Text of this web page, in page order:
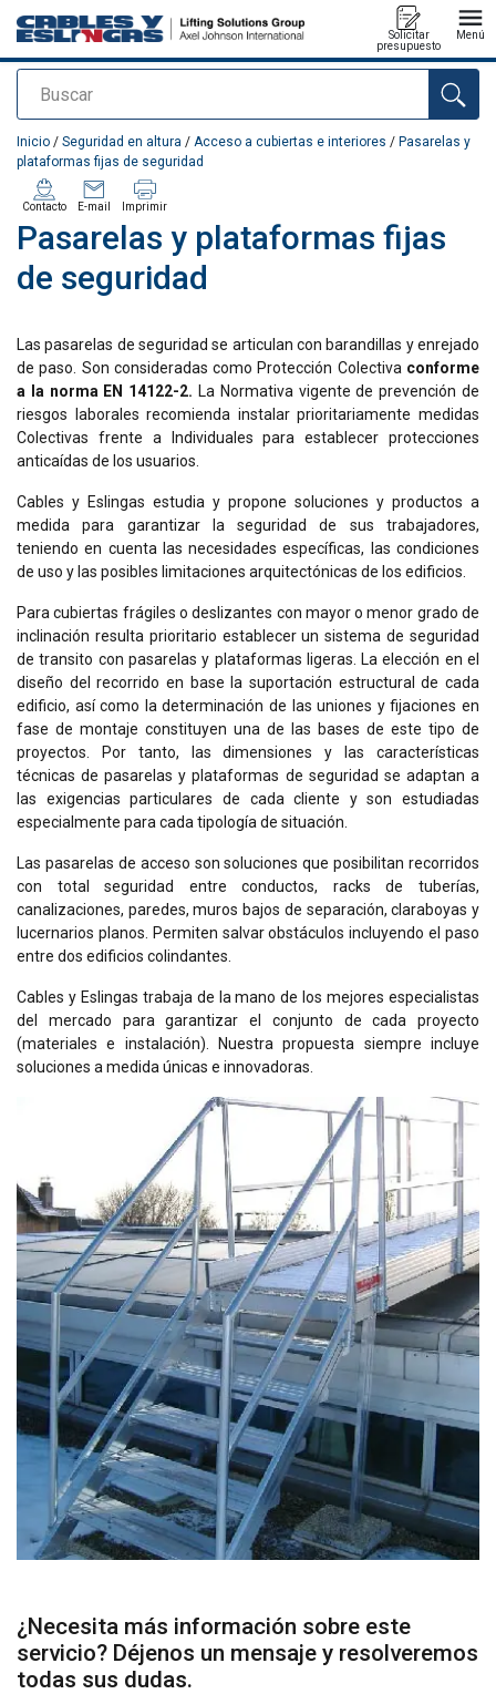
Buscar
Solicitar
presupuesto
Menú
Agregado a su presupuesto
Inicio / Seguridad en altura / Acceso a cubiertas e interiores / Pasarelas y
plataformas fijas de seguridad
Pasarelas y plataformas fijas
de seguridad
Contacto E-mail Imprimir
Las pasarelas de seguridad se articulan con barandillas y enrejado
de paso. Son consideradas como Protección Colectiva conforme
a la norma EN 14122-2. La Normativa vigente de prevención de
riesgos laborales recomienda instalar prioritariamente medidas
Colectivas frente a Individuales para establecer protecciones
anticaídas de los usuarios.
Cables y Eslingas estudia y propone soluciones y productos a
medida para garantizar la seguridad de sus trabajadores,
teniendo en cuenta las necesidades específicas, las condiciones
de uso y las posibles limitaciones arquitectónicas de los edificios.
Para cubiertas frágiles o deslizantes con mayor o menor grado de
inclinación resulta prioritario establecer un sistema de seguridad
de transito con pasarelas y plataformas ligeras. La elección en el
diseño del recorrido en base la suportación estructural de cada
edificio, así como la determinación de las uniones y fijaciones en
fase de montaje constituyen una de las bases de este tipo de
proyectos. Por tanto, las dimensiones y las características
técnicas de pasarelas y plataformas de seguridad se adaptan a
las exigencias particulares de cada cliente y son estudiadas
especialmente para cada tipología de situación.
Las pasarelas de acceso son soluciones que posibilitan recorridos
con total seguridad entre conductos, racks de tuberías,
canalizaciones, paredes, muros bajos de separación, claraboyas y
lucernarios planos. Permiten salvar obstáculos incluyendo el paso
entre dos edificios colindantes.
Cables y Eslingas trabaja de la mano de los mejores especialistas
del mercado para garantizar el conjunto de cada proyecto
(materiales e instalación). Nuestra propuesta siempre incluye
soluciones a medida únicas e innovadoras.
¿Necesita más información sobre este
servicio? Déjenos un mensaje y resolveremos
todas sus dudas.